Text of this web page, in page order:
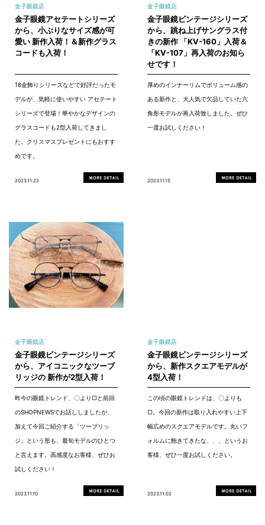
金子眼鏡店
金子眼鏡アセテートシリーズ
から、小ぶりなサイズ感が可
愛い 新作入荷！＆新作グラス
コードも入荷！
18金飾りシリーズなどで好評だったモ
デルが、気軽に使いやすい アセテート
シリーズで登場！華やかなデザインの
グラスコードも2型入荷してきまし
た。クリスマスプレゼントにもおすす
めです。
2023.11.22
金子眼鏡店
金子眼鏡ビンテージシリーズ
から、跳ね上げサングラス付
きの新作 「KV-160」入荷＆
「KV-107」再入荷のお知ら
せです！
厚めのインナーリムでボリューム感の
ある新作と、大人気で欠品していた六
角形モデルが再入荷致しました。ぜひ
一度お試しください！
2023.11.15
金子眼鏡店
金子眼鏡ビンテージシリーズ
から、アイコニックなツーブ
リッジの 新作が2型入荷！
昨今の眼鏡トレンド、〇より▢と前回
のSHOPNEWSでお話ししましたが、
加えて今回ご紹介する「ツーブリッ
ジ」という形も、最旬モデルのひとつ
と言えます。高感度なお客様、ぜひお
試しください！
2023.11.10
金子眼鏡店
金子眼鏡ビンテージシリーズ
から、新作スクエアモデルが
4型入荷！
この頃の眼鏡トレンドは、〇よりも
▢。今回の新作は取り入れやすい上下
幅広めのスクエアモデルです。丸いフ
ォルムに飽きてきたな、、、というお
客様、ぜひ一度お試しください。
2023.11.02